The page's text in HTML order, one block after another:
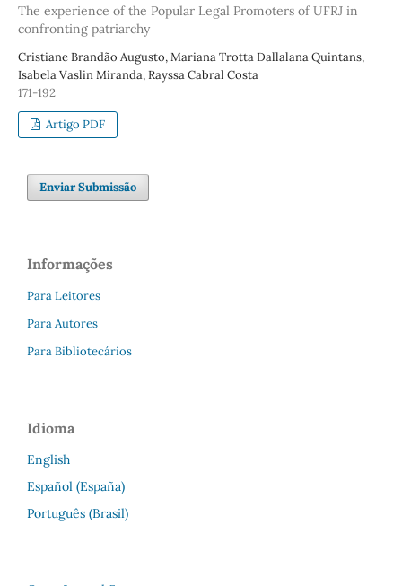
The experience of the Popular Legal Promoters of UFRJ in
confronting patriarchy
Cristiane Brandão Augusto, Mariana Trotta Dallalana Quintans,
Isabela Vaslin Miranda, Rayssa Cabral Costa
171-192
Artigo PDF
Enviar Submissão
Informações
Para Leitores
Para Autores
Para Bibliotecários
Idioma
English
Español (España)
Português (Brasil)